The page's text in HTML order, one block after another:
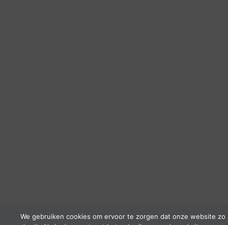
We gebruiken cookies om ervoor te zorgen dat onze website zo